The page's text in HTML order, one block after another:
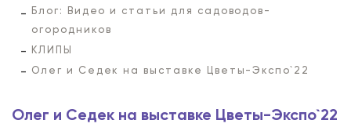
Блог: Видео и статьи для садоводов-
огородников
КЛИПЫ
Олег и Седек на выставке Цветы-Экспо`22
Олег и Седек на выставке Цветы-Экспо`22